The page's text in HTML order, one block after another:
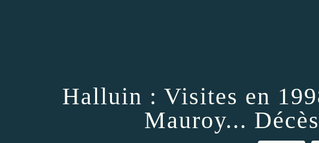
Halluin : Visites en
Mauroy...